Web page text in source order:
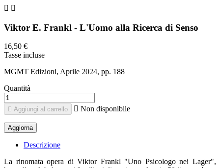
 
Viktor E. Frankl - L'Uomo alla Ricerca di Senso
16,50 €
Tasse incluse
MGMT Edizioni, Aprile 2024, pp. 188
Quantità
 Aggiungi al carrello  Non disponibile
Descrizione
La rinomata opera di Viktor Frankl "Uno Psicologo nei Lager",